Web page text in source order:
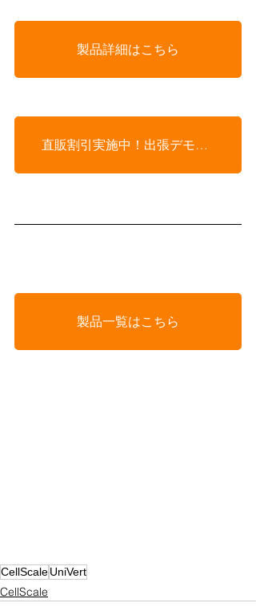
製品詳細はこちら
直販割引実施中！出張デモも受け付けております！
製品一覧はこちら
CellScaleUniVert
CellScale